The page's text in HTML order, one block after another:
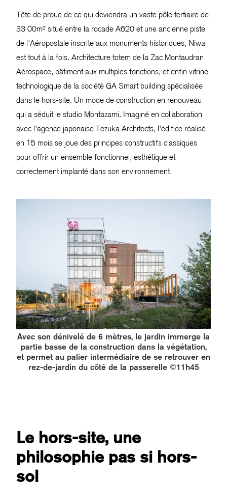
Tête de proue de ce qui deviendra un vaste pôle tertiaire de
33 00m² situé entre la rocade A620 et une ancienne piste
de l'Aéropostale inscrite aux monuments historiques, Niwa
est tout à la fois. Architecture totem de la Zac Montaudran
Aérospace, bâtiment aux multiples fonctions, et enfin vitrine
technologique de la société GA Smart building spécialisée
dans le hors-site. Un mode de construction en renouveau
qui a séduit le studio Montazami. Imaginé en collaboration
avec l'agence japonaise Tezuka Architects, l'édifice réalisé
en 15 mois se joue des principes constructifs classiques
pour offrir un ensemble fonctionnel, esthétique et
correctement implanté dans son environnement.
Avec son dénivelé de 6 mètres, le jardin immerge la
partie basse de la construction dans la végétation,
et permet au palier intermédiaire de se retrouver en
rez-de-jardin du côté de la passerelle ©11h45
Le hors-site, une
philosophie pas si hors-
sol